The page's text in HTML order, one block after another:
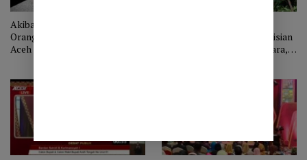
Akibat Kedipkan Mata ke Istri
Orang, Nyawa Seorang Lelaki di
Aceh Tengah Melayang?
Pemakaman Tradisi Kepolisian
Alm Briptu Alhudani Mahara,